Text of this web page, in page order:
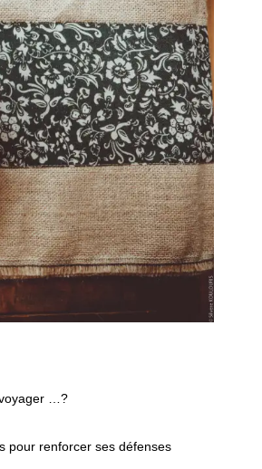
voyager …?
pour renforcer ses défenses